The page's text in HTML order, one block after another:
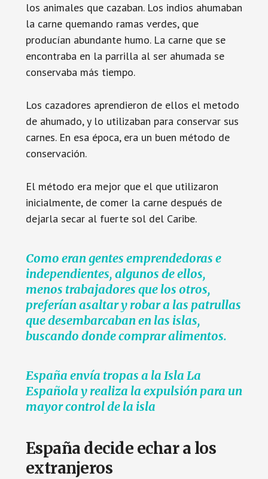
los animales que cazaban. Los indios ahumaban
la carne quemando ramas verdes, que
producían abundante humo. La carne que se
encontraba en la parrilla al ser ahumada se
conservaba más tiempo.
Los cazadores aprendieron de ellos el metodo
de ahumado, y lo utilizaban para conservar sus
carnes. En esa época, era un buen método de
conservación.
El método era mejor que el que utilizaron
inicialmente, de comer la carne después de
dejarla secar al fuerte sol del Caribe.
Como eran gentes emprendedoras e
independientes, algunos de ellos,
menos trabajadores que los otros,
preferían asaltar y robar a las patrullas
que desembarcaban en las islas,
buscando donde comprar alimentos.
España envía tropas a la Isla La
Española y realiza la expulsión para un
mayor control de la isla
España decide echar a los
extranjeros